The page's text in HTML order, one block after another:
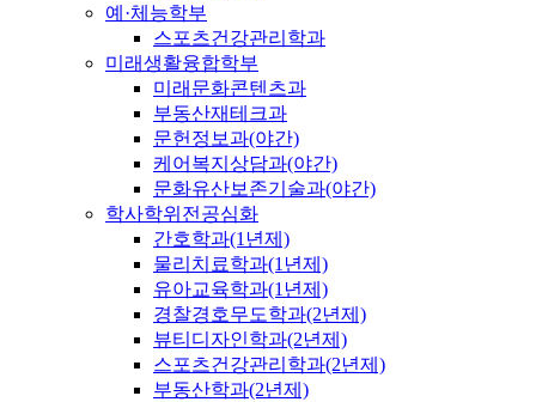
예·체능학부
스포츠건강관리학과
미래생활융합학부
미래문화콘텐츠과
부동산재테크과
문헌정보과(야간)
케어복지상담과(야간)
문화유산보존기술과(야간)
학사학위전공심화
간호학과(1년제)
물리치료학과(1년제)
유아교육학과(1년제)
경찰경호무도학과(2년제)
뷰티디자인학과(2년제)
스포츠건강관리학과(2년제)
부동산학과(2년제)